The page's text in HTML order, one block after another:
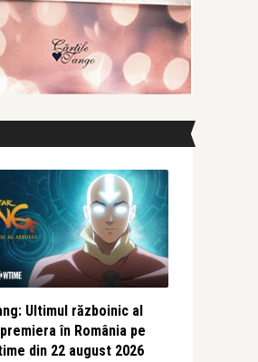
Ultimul războinic al
în România pe
din 22 august 2026